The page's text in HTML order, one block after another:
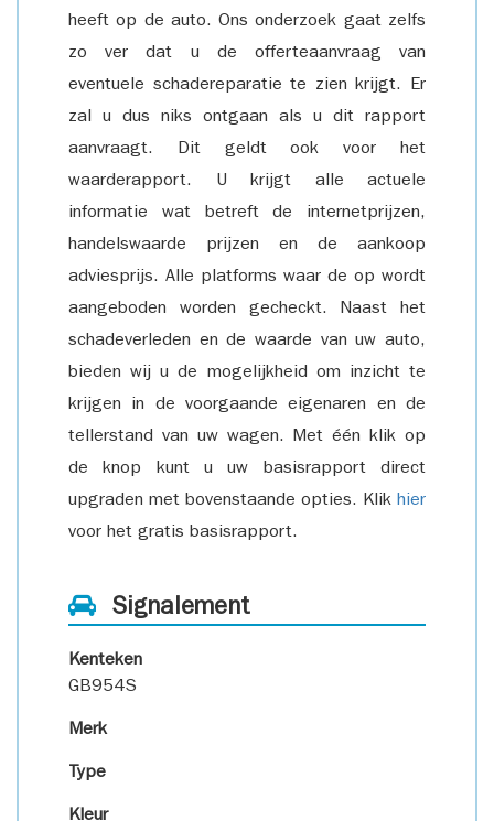
heeft op de auto. Ons onderzoek gaat zelfs
zo ver dat u de offerteaanvraag van
eventuele schadereparatie te zien krijgt. Er
zal u dus niks ontgaan als u dit rapport
aanvraagt. Dit geldt ook voor het
waarderapport. U krijgt alle actuele
informatie wat betreft de internetprijzen,
handelswaarde prijzen en de aankoop
adviesprijs. Alle platforms waar de op wordt
aangeboden worden gecheckt. Naast het
schadeverleden en de waarde van uw auto,
bieden wij u de mogelijkheid om inzicht te
krijgen in de voorgaande eigenaren en de
tellerstand van uw wagen. Met één klik op
de knop kunt u uw basisrapport direct
upgraden met bovenstaande opties. Klik hier
voor het gratis basisrapport.
Signalement
Kenteken
GB954S
Merk
Type
Kleur